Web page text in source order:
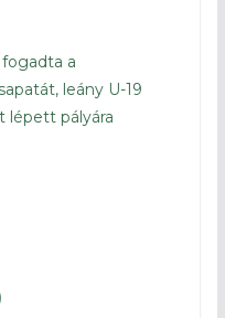
a
leány U-19
lépett pályára